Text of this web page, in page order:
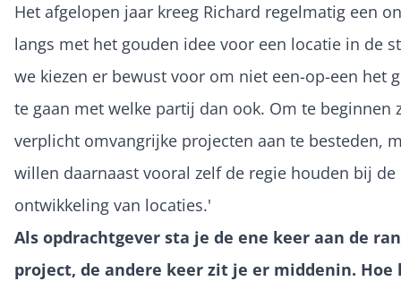
Het afgelopen jaar kreeg Richard regelmatig een
langs met het gouden idee voor een locatie in de
we kiezen er bewust voor om niet een-op-een het
te gaan met welke partij dan ook. Om te beginnen
verplicht omvangrijke projecten aan te besteden,
willen daarnaast vooral zelf de regie houden bij de
ontwikkeling van locaties.'
Als opdrachtgever sta je de ene keer aan de
project, de andere keer zit je er middenin. Hoe